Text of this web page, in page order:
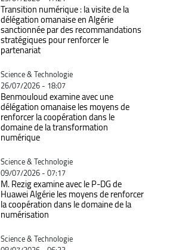
Transition numérique : la visite de la
délégation omanaise en Algérie
sanctionnée par des recommandations
stratégiques pour renforcer le
partenariat
Catégorie
Science & Technologie
26/07/2026 - 18:07
Benmouloud examine avec une
délégation omanaise les moyens de
renforcer la coopération dans le
domaine de la transformation
numérique
Catégorie
Science & Technologie
09/07/2026 - 07:17
M. Rezig examine avec le P-DG de
Huawei Algérie les moyens de renforcer
la coopération dans le domaine de la
numérisation
Catégorie
Science & Technologie